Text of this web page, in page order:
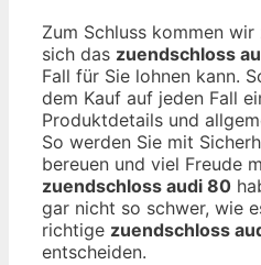
Zum Schluss kommen
sich das zuendschloss
Fall für Sie lohnen kann.
dem Kauf auf jeden Fall
Produktdetails und
So werden Sie mit
bereuen und viel Freude
zuendschloss audi 80
gar nicht so schwer, wie
richtige zuendschloss
entscheiden.